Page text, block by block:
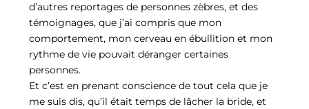
d’autres reportages de personnes zèbres, et des
témoignages, que j’ai compris que mon
comportement, mon cerveau en ébullition et mon
rythme de vie pouvait déranger certaines
personnes.
Et c’est en prenant conscience de tout cela que je
me suis dis, qu’il était temps de lâcher la bride, et